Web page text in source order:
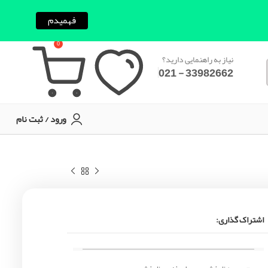
نیاز به راهنمایی دارید؟
33982662 - 021
0
ورود / ثبت نام
اشتراک گذاری:
فهمیدم